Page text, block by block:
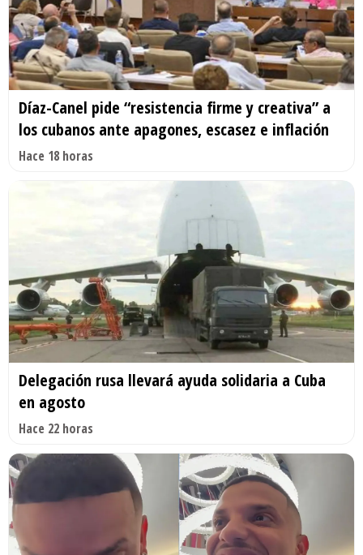
Díaz-Canel pide “resistencia firme y creativa” a
los cubanos ante apagones, escasez e inflación
Hace 18 horas
Delegación rusa llevará ayuda solidaria a Cuba
en agosto
Hace 22 horas